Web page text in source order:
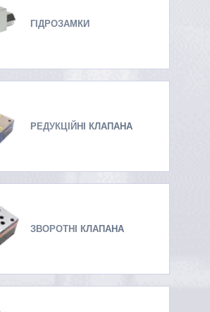
ГІДРОЗАМКИ
РЕДУКЦІЙНІ КЛАПАНА
ЗВОРОТНІ КЛАПАНА